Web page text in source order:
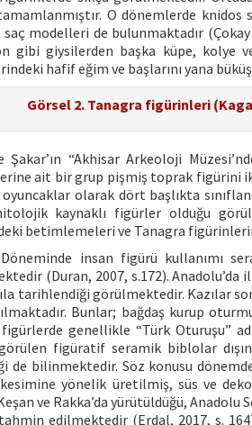
O dönemlerde knidos
modelleri de bulunmaktadır
gibi giysilerden başka küpe, kolye
hafif eğim ve başlarını yana
Görsel 2. Tanagra figürinleri
Şakar’ın “Akhisar Arkeoloji
ait bir grup pişmiş toprak figürini
olarak dört başlıkta
kaynaklı figürler olduğu
betimlemeleri ve Tanagra
insan figürü kullanımı
(Duran, 2007, s.172).
tarihlendiği görülmektedir. Kazılar
Bunlar; bağdaş kurup
genellikle “Türk Oturuşu”
figüratif seramik biblolar
de bilinmektedir. Söz konusu
yönelik üretilmiş, süs ve
ve Rakka’da yürütüldüğü,
edilmektedir (Erdal, 2017, s.